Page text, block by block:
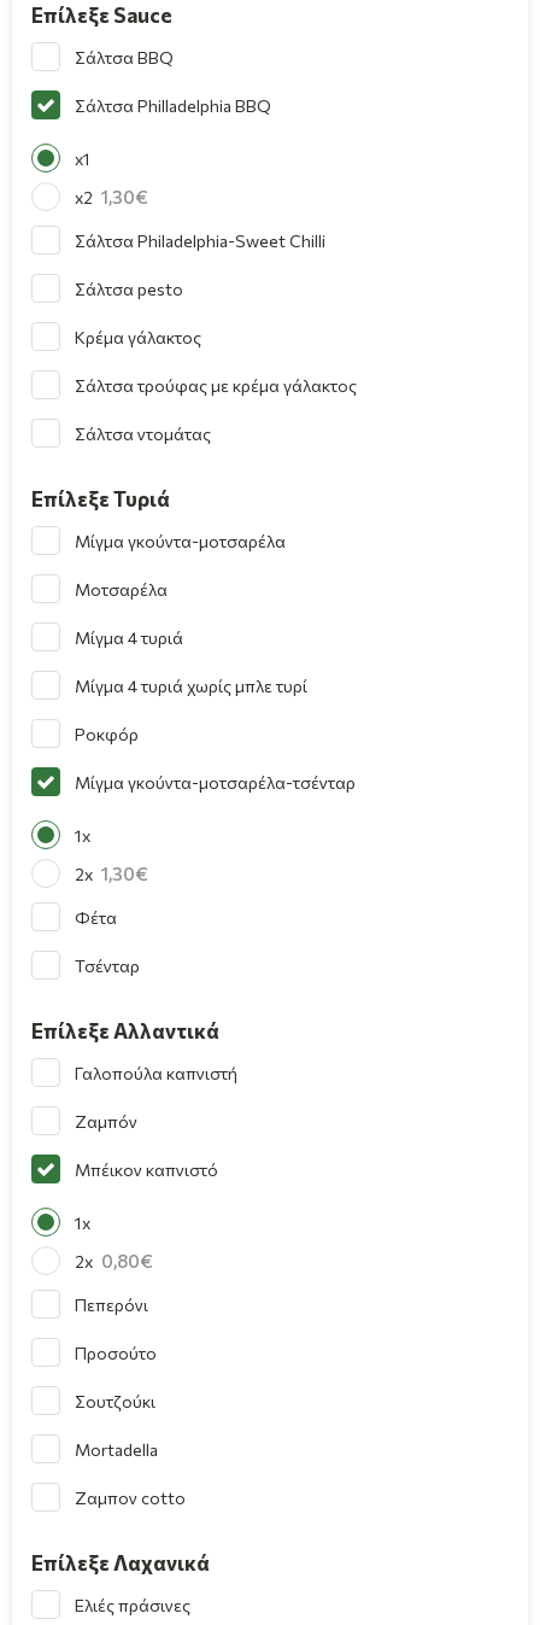
Επίλεξε Sauce
Σάλτσα BBQ
Σάλτσα Philladelphia BBQ
x1
x2 1,30
Σάλτσα Philadelphia-Sweet Chilli
Σάλτσα pesto
Κρέμα γάλακτος
Σάλτσα τρούφας με κρέμα γάλακτος
Σάλτσα ντομάτας
Επίλεξε Τυριά
Μίγμα γκούντα-μοτσαρέλα
Μοτσαρέλα
Μίγμα 4 τυριά
Μίγμα 4 τυριά χωρίς μπλε τυρί
Ροκφόρ
Μίγμα γκούντα-μοτσαρέλα-τσένταρ
1x
2x 1,30
Φέτα
Τσένταρ
Επίλεξε Αλλαντικά
Γαλοπούλα καπνιστή
Ζαμπόν
Μπέικον καπνιστό
1x
2x 0,80
Πεπερόνι
Προσούτο
Σουτζούκι
Mortadella
Ζαμπον cotto
Επίλεξε Λαχανικά
Ελιές πράσινες